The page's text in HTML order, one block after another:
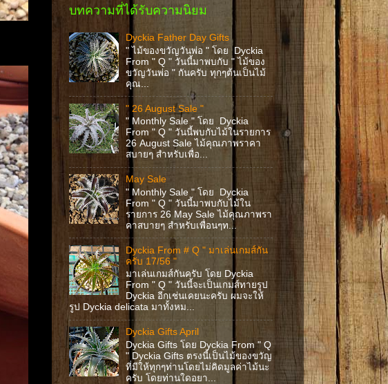
บทความที่ได้รับความนิยม
Dyckia Father Day Gifts
" ไม้ของขวัญวันพ่อ " โดย Dyckia
From " Q " วันนี้มาพบกับ " ไม้ของ
ขวัญวันพ่อ " กันครับ ทุกๆต้นเป็นไม้
คุณ...
" 26 August Sale "
" Monthly Sale " โดย Dyckia
From " Q " วันนี้พบกับไม้ในรายการ
26 August Sale ไม้คุณภาพราคา
สบายๆ สำหรับเพื่อ...
May Sale
" Monthly Sale " โดย Dyckia
From " Q " วันนี้มาพบกับไม้ใน
รายการ 26 May Sale ไม้คุณภาพรา
คาสบายๆ สำหรับเพื่อนๆท...
Dyckia From # Q " มาเล่นเกมส์กัน
ครับ 17/56 "
มาเล่นเกมส์กันครับ โดย Dyckia
From " Q " วันนี้จะเป็นเกมส์ทายรูป
Dyckia อีกเช่นเคยนะครับ ผมจะให้
รูป Dyckia delicata มาทั้งหม...
Dyckia Gifts April
Dyckia Gifts โดย Dyckia From " Q
" Dyckia Gifts ตรงนี้เป็นไม้ของขวัญ
ที่มีให้ทุกๆท่านโดยไม่คิดมูลค่าไม้นะ
ครับ โดยท่านใดอยา...